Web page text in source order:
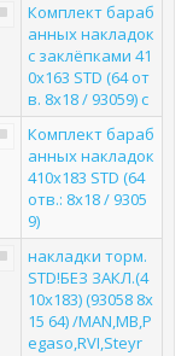
Комплект бараб
анных накладок
с заклёпками 41
0x163 STD (64 от
в. 8x18 / 93059) с
Комплект бараб
анных накладок
410x183 STD (64
отв.: 8x18 / 9305
9)
накладки торм.
STD!БЕЗ ЗАКЛ.(4
10x183) (93058 8x
15 64) /MAN,MB,P
egaso,RVI,Steyr